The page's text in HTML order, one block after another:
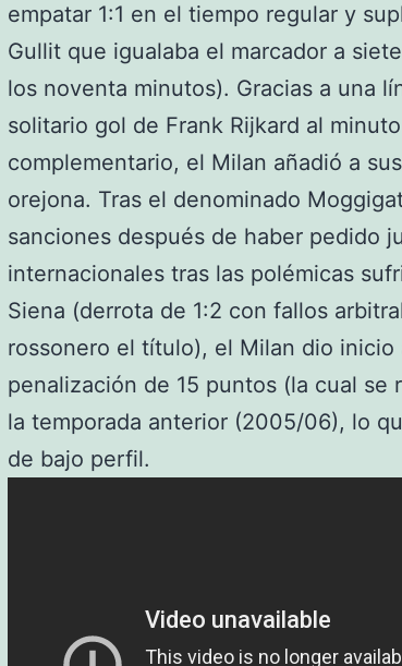
empatar 1:1 en el tiempo regular y
Gullit que igualaba el marcador a
los noventa minutos). Gracias a una
solitario gol de Frank Rijkard al
complementario, el Milan añadió a
orejona. Tras el denominado
sanciones después de haber pedido
internacionales tras las polémicas
Siena (derrota de 1:2 con fallos
rossonero el título), el Milan dio
penalización de 15 puntos (la cual
la temporada anterior (2005/06), lo
de bajo perfil.